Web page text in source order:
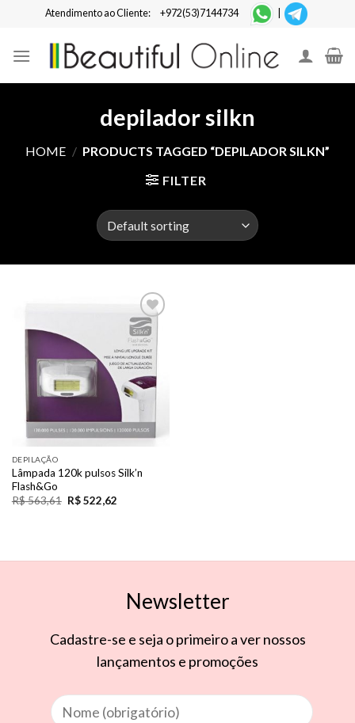
content
Atendimento ao Cliente: +972(53)7144734
depilador silkn
HOME / PRODUCTS TAGGED “DEPILADOR SILKN”
FILTER
Add to
Wishlist
DEPILAÇÃO
Lâmpada 120k pulsos Silk’n
Flash&Go
R$563,61 R$522,62
Newsletter
Cadastre-se e seja o primeiro a ver nossos
lançamentos e promoções